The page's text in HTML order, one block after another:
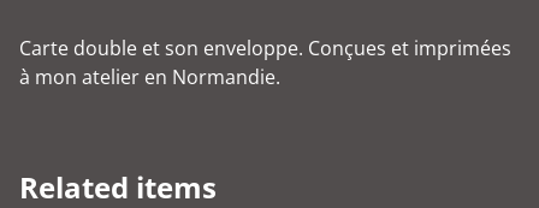
Carte double et son enveloppe. Conçues et imprimées
à mon atelier en Normandie.
Related items